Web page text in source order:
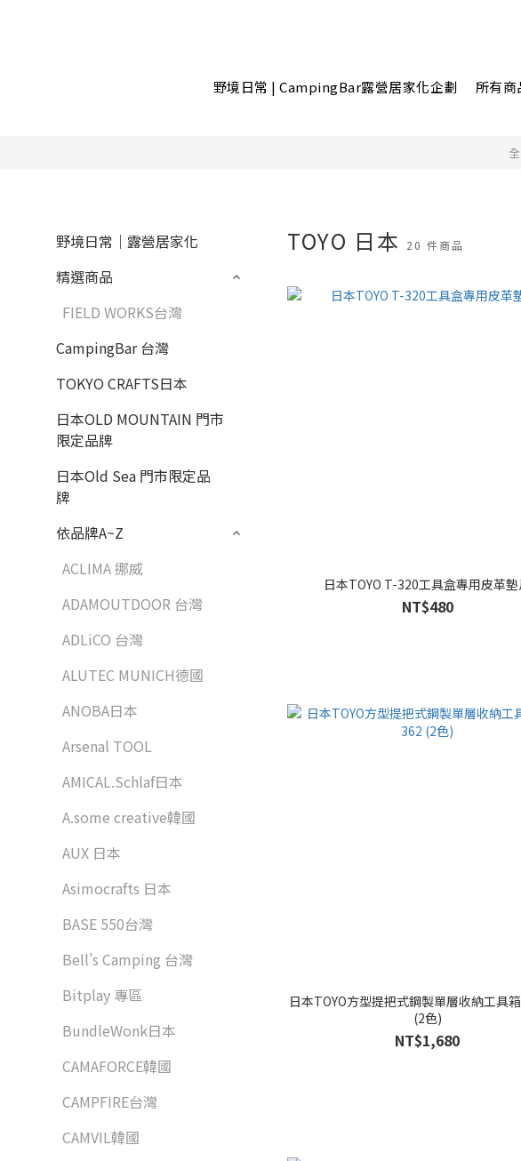
野境日常 | CampingBar露營居家化企劃 所有商
野境日常｜露營居家化
精選商品
FIELD WORKS台灣
CampingBar 台灣
TOKYO CRAFTS日本
日本OLD MOUNTAIN 門市
限定品牌
日本Old Sea 門市限定品
牌
依品牌A~Z
ACLIMA 挪威
ADAMOUTDOOR 台灣
ADLiCO 台灣
ALUTEC MUNICH德國
ANOBA日本
Arsenal TOOL
AMICAL.Schlaf日本
A.some creative韓國
AUX 日本
Asimocrafts 日本
BASE 550台灣
Bell's Camping 台灣
Bitplay 專區
BundleWonk日本
CAMAFORCE韓國
CAMPFIRE台灣
CAMVIL韓國
TOYO 日本 20 件商品
日本TOYO T-320工具盒專用皮革墊
NT$480
日本TOYO方型提把式鋼製單層收納工具
(2色)
NT$1,680